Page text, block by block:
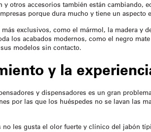
y otros accesorios también están
porque dura mucho y tiene un aspecto
exclusivos, como el mármol, la madera y
los acabados modernos, como el negro
modelos sin contacto.
y la
y dispensadores es un gran
por las que los huéspedes no se lavan las
les gusta el olor fuerte y clínico del jabón